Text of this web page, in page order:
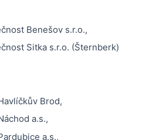
Benešov s.r.o.,
Sitka s.r.o. (Šternberk)
Brod,
a.s.,
a.s.,